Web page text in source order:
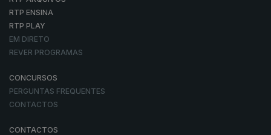
RTP ENSINA
RTP PLAY
EM DIRETO
REVER PROGRAMAS
CONCURSOS
PERGUNTAS FREQUENTES
CONTACTOS
CONTACTOS